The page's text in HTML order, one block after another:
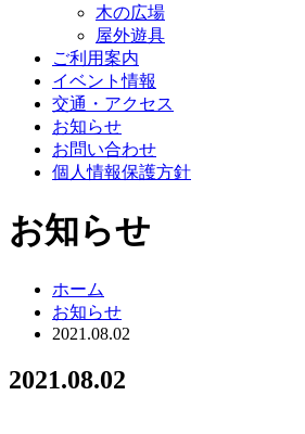
木の広場
屋外遊具
ご利用案内
イベント情報
交通・アクセス
お知らせ
お問い合わせ
個人情報保護方針
お知らせ
ホーム
お知らせ
2021.08.02
2021.08.02